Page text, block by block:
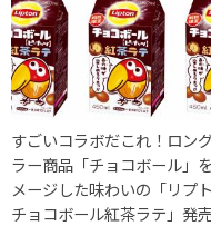
すごいコラボだこれ！ロン
ラー商品「チョコボール」
メージした味わいの「リプ
チョコボール紅茶ラテ」発売